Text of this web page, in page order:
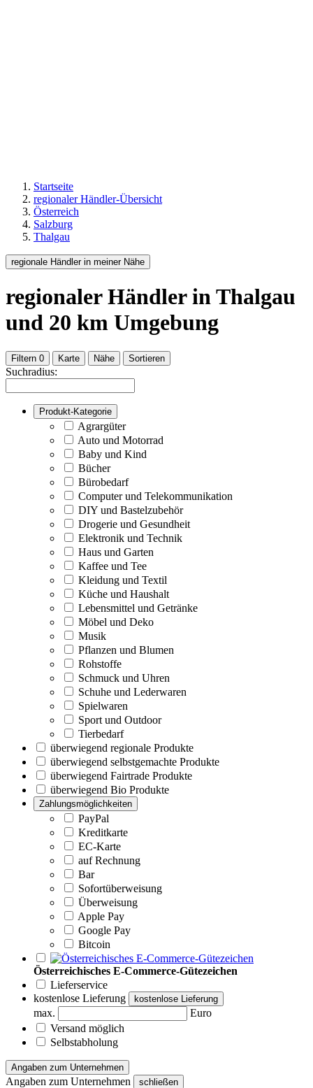
Startseite
regionaler Händler-Übersicht
Österreich
Salzburg
Thalgau
regionale Händler in meiner Nähe
regionaler Händler in Thalgau
und 20 km Umgebung
Filtern 0 Karte Nähe Sortieren
Suchradius:
Produkt-Kategorie
Agrargüter
Auto und Motorrad
Baby und Kind
Bücher
Bürobedarf
Computer und Telekommunikation
DIY und Bastelzubehör
Drogerie und Gesundheit
Elektronik und Technik
Haus und Garten
Kaffee und Tee
Kleidung und Textil
Küche und Haushalt
Lebensmittel und Getränke
Möbel und Deko
Musik
Pflanzen und Blumen
Rohstoffe
Schmuck und Uhren
Schuhe und Lederwaren
Spielwaren
Sport und Outdoor
Tierbedarf
überwiegend regionale Produkte
überwiegend selbstgemachte Produkte
überwiegend Fairtrade Produkte
überwiegend Bio Produkte
Zahlungsmöglichkeiten
PayPal
Kreditkarte
EC-Karte
auf Rechnung
Bar
Sofortüberweisung
Überweisung
Apple Pay
Google Pay
Bitcoin
Österreichisches E-Commerce-Gütezeichen
Lieferservice
kostenlose Lieferung
kostenlose Lieferung
max.
Euro
Versand möglich
Selbstabholung
Angaben zum Unternehmen
Angaben zum Unternehmen schließen